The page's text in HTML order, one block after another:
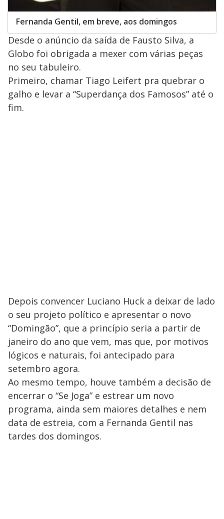
Fernanda Gentil, em breve, aos domingos
Desde o anúncio da saída de Fausto Silva, a
Globo foi obrigada a mexer com várias peças
no seu tabuleiro.
Primeiro, chamar Tiago Leifert pra quebrar o
galho e levar a “Superdança dos Famosos” até o
fim.
Depois convencer Luciano Huck a deixar de lado
o seu projeto político e apresentar o novo
“Domingão”, que a princípio seria a partir de
janeiro do ano que vem, mas que, por motivos
lógicos e naturais, foi antecipado para
setembro agora.
Ao mesmo tempo, houve também a decisão de
encerrar o “Se Joga” e estrear um novo
programa, ainda sem maiores detalhes e nem
data de estreia, com a Fernanda Gentil nas
tardes dos domingos.